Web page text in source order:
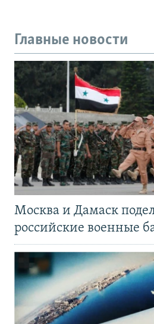
Главные новости
Москва и Дамаск
российские военные